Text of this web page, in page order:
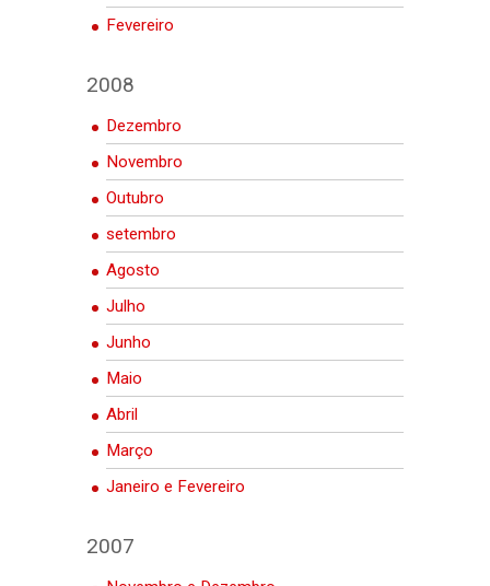
Fevereiro
2008
Dezembro
Novembro
Outubro
setembro
Agosto
Julho
Junho
Maio
Abril
Março
Janeiro e Fevereiro
2007